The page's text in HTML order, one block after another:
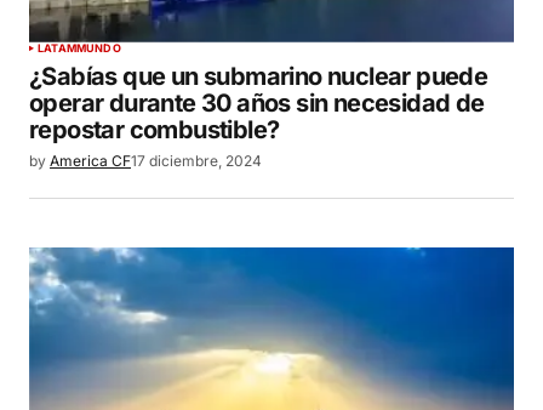
LATAMMUNDO
¿Sabías que un submarino nuclear puede
operar durante 30 años sin necesidad de
repostar combustible?
by America CF17 diciembre, 2024